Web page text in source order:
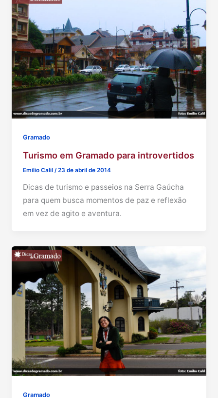
Gramado
Turismo em Gramado para introvertidos
Emilio Calil/23 de abril de 2014
Dicas de turismo e passeios na Serra Gaúcha
para quem busca momentos de paz e reflexão
em vez de agito e aventura.
Gramado